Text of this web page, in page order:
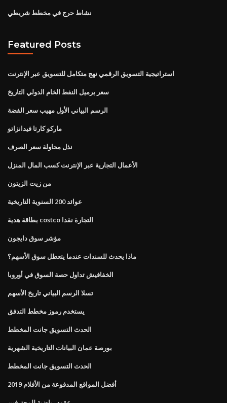
نشاط حرج في مخطط شريطي
Featured Posts
استراتيجية التسويق الرقمي نهج متكامل للتسويق عبر الإنترنت
سعر برميل النفط الخام الدولي التاريخ
الرسم البياني الأول مهيب سعر الفضة
ماركو كارتا فيدانزاتو
نذل محاولة سعر الصرف
الأعمال التجارية عبر الإنترنت كسب المال المنزل
من زيت الزيتون
عوائد 200 السنوية التاريخية
بطاقة هدية costco التجارة نقدا
مؤشر سوق دايجون
ماذا يحدث للسندات عندما يتعطل سوق الأسهم؟
الخفافيش تداول حصة السوق في أوروبا
تسلا الرسم البياني تاريخ الأسهم
يستخدم رموز مخطط التدفق
الحدث التسويق جانت المخطط
بورصة عمان البيانات التاريخية الشهرية
الحدث التسويق جانت المخطط
أفضل المواقع المدفوعة من الأفلام 2019